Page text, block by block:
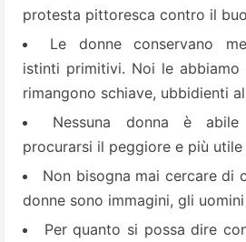
protesta pittoresca contro il
Le donne conservano
istinti primitivi. Noi le abbiamo
rimangono schiave, ubbidienti
Nessuna donna è
procurarsi il peggiore e più
Non bisogna mai cercare di
donne sono immagini, gli
Per quanto si possa dire